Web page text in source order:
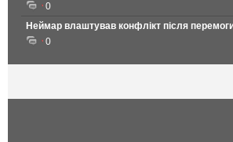
0
Неймар влаштував конфлікт після
0